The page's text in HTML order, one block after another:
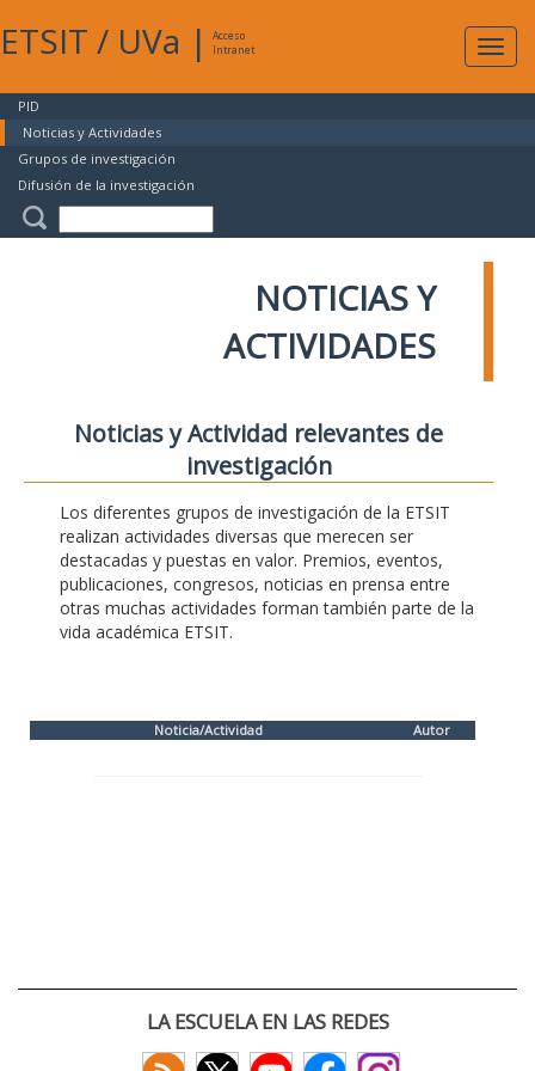
ETSIT / UVa |
Acceso
Intranet
PID
Noticias y Actividades
Grupos de investigación
Difusión de la investigación
NOTICIAS Y
ACTIVIDADES
Noticias y Actividad relevantes de
investigación
Los diferentes grupos de investigación de la ETSIT
realizan actividades diversas que merecen ser
destacadas y puestas en valor. Premios, eventos,
publicaciones, congresos, noticias en prensa entre
otras muchas actividades forman también parte de la
vida académica ETSIT.
Noticia/Actividad Autor
LA ESCUELA EN LAS REDES